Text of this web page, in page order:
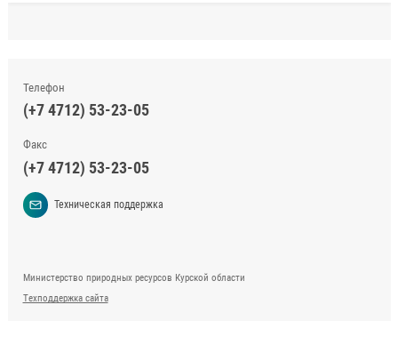
Телефон
(+7 4712) 53-23-05
Факс
(+7 4712) 53-23-05
Техническая поддержка
Министерство природных ресурсов Курской области
Техподдержка сайта